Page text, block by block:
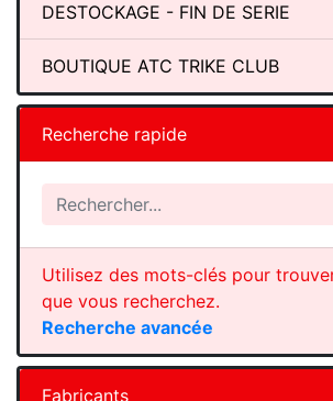
DESTOCKAGE - FIN DE SERIE
BOUTIQUE ATC TRIKE CLUB
Recherche rapide
Utilisez des mots-clés pour
que vous recherchez.
Recherche avancée
Fabricants